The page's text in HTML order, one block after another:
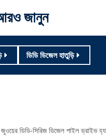
জানুন
ডিডি ডিজেল হাতুড়ি
জুওয়ের ডিডি-সিরিজ ডিজেল পাইল ড্রাইভ